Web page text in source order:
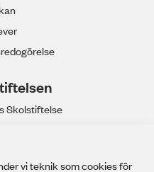
vi teknik som cookies för
Skolstiftelse